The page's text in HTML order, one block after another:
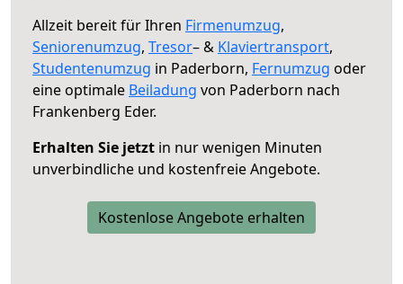
Allzeit bereit für Ihren Firmenumzug,
Seniorenumzug, Tresor– & Klaviertransport,
Studentenumzug in Paderborn, Fernumzug oder
eine optimale Beiladung von Paderborn nach
Frankenberg Eder.
Erhalten Sie jetzt in nur wenigen Minuten
unverbindliche und kostenfreie Angebote.
Kostenlose Angebote erhalten